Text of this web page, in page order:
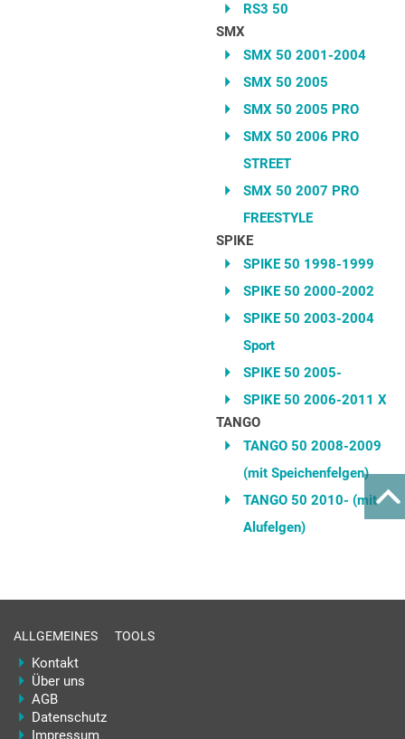
RS3 50
SMX
SMX 50 2001-2004
SMX 50 2005
SMX 50 2005 PRO
SMX 50 2006 PRO
STREET
SMX 50 2007 PRO
FREESTYLE
SPIKE
SPIKE 50 1998-1999
SPIKE 50 2000-2002
SPIKE 50 2003-2004
Sport
SPIKE 50 2005-
SPIKE 50 2006-2011 X
TANGO
TANGO 50 2008-2009
(mit Speichenfelgen)
TANGO 50 2010- (mit
Alufelgen)
ALLGEMEINES
Kontakt
Über uns
AGB
Datenschutz
Impressum
TOOLS